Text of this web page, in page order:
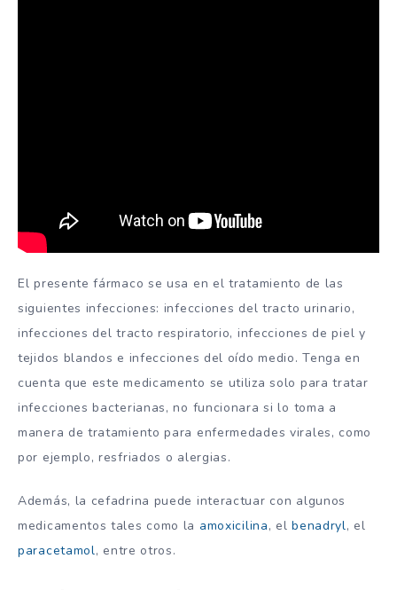
El presente fármaco se usa en el tratamiento de las
siguientes infecciones: infecciones del tracto urinario,
infecciones del tracto respiratorio, infecciones de piel y
tejidos blandos e infecciones del oído medio. Tenga en
cuenta que este medicamento se utiliza solo para tratar
infecciones bacterianas, no funcionara si lo toma a
manera de tratamiento para enfermedades virales, como
por ejemplo, resfriados o alergias.
Además, la cefadrina puede interactuar con algunos
medicamentos tales como la amoxicilina, elbenadryl, el
paracetamol, entre otros.